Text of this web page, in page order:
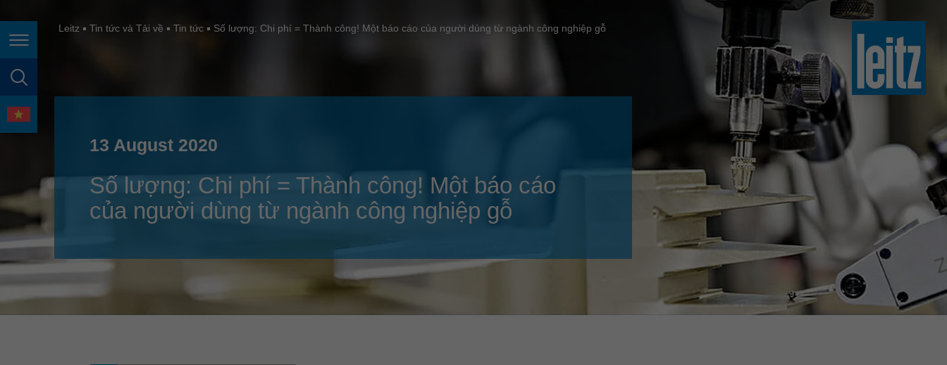
tìm kiếm trang
ngôn ngữ
France français
Japan (日本)
Magyarország
Malaysia
México
Suomi
中文
ประเทศไทย
Leitz Tin tức và Tải về Tin tức Số lượng: Chi phí = Thành công! Một báo cáo của người dùng từ ngành công nghiệp gỗ
13 August 2020
Số lượng: Chi phí = Thành công! Một báo cáo
của người dùng từ ngành công nghiệp gỗ